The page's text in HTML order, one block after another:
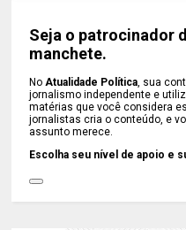
Seja o patrocinador
manchete.
NoAtualidade Política, sua
jornalismo independente e
matérias que você considera
jornalistas cria o conteúdo, e
assunto merece.
Escolha seu nível de apoio e